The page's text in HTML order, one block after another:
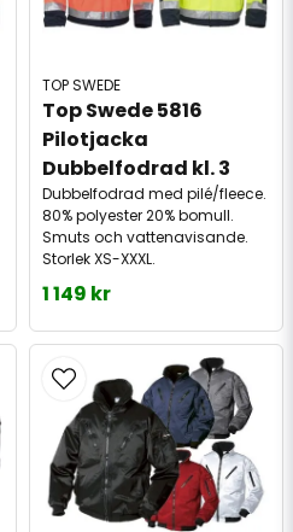
TOP SWEDE
Top Swede 5816
Pilotjacka
Dubbelfodrad kl. 3
Dubbelfodrad med pilé/fleece.
80% polyester 20% bomull.
Smuts och vattenavisande.
Storlek XS-XXXL.
1 149 kr